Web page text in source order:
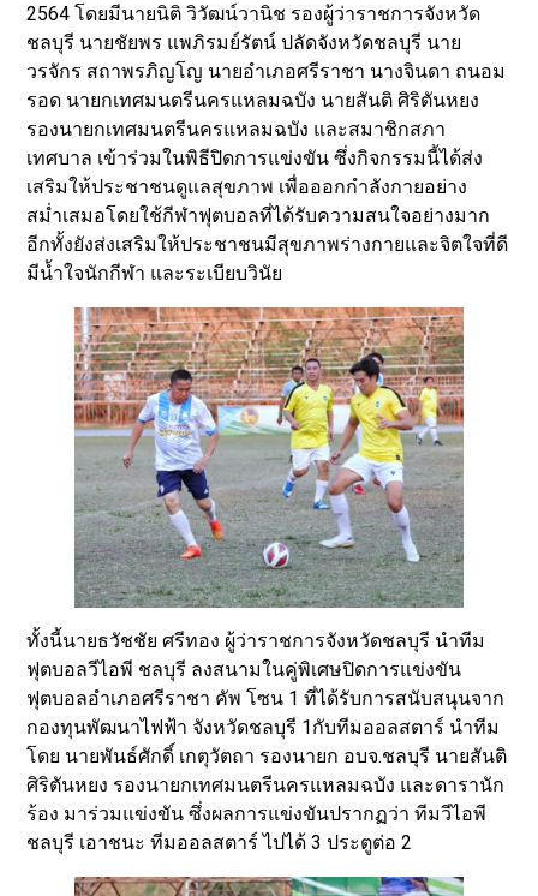
2564 โดยมีนายนิติ วิวัฒน์วานิช รองผู้ว่าราชการจังหวัด
ชลบุรี นายชัยพร แพภิรมย์รัตน์ ปลัดจังหวัดชลบุรี นาย
วรจักร สถาพรภิญโญ นายอำเภอศรีราชา นางจินดา ถนอม
รอด นายกเทศมนตรีนครแหลมฉบัง นายสันติ ศิริตันหยง
รองนายกเทศมนตรีนครแหลมฉบัง และสมาชิกสภา
เทศบาล เข้าร่วมในพิธีปิดการแข่งขัน ซึ่งกิจกรรมนี้ได้ส่ง
เสริมให้ประชาชนดูแลสุขภาพ เพื่อออกกำลังกายอย่าง
สม่ำเสมอโดยใช้กีฬาฟุตบอลที่ได้รับความสนใจอย่างมาก
อีกทั้งยังส่งเสริมให้ประชาชนมีสุขภาพร่างกายและจิตใจที่ดี
มีน้ำใจนักกีฬา และระเบียบวินัย
ทั้งนี้นายธวัชชัย ศรีทอง ผู้ว่าราชการจังหวัดชลบุรี นำทีม
ฟุตบอลวีไอพี ชลบุรี ลงสนามในคู่พิเศษปิดการแข่งขัน
ฟุตบอลอำเภอศรีราชา คัพ โซน 1 ที่ได้รับการสนับสนุนจาก
กองทุนพัฒนาไฟฟ้า จังหวัดชลบุรี 1กับทีมออลสตาร์ นำทีม
โดย นายพันธ์ศักดิ์ เกตุวัตถา รองนายก อบจ.ชลบุรี นายสันติ
ศิริตันหยง รองนายกเทศมนตรีนครแหลมฉบัง และดารานัก
ร้อง มาร่วมแข่งขัน ซึ่งผลการแข่งขันปรากฏว่า ทีมวีไอพี
ชลบุรี เอาชนะ ทีมออลสตาร์ ไปได้ 3 ประตูต่อ 2